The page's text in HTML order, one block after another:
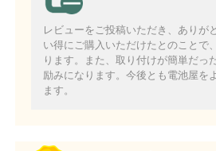
レビューをご投稿いただき、ありが
い得にご購入いただけたとのことで
ります。また、取り付けが簡単だっ
励みになります。今後とも電池屋を
ます。